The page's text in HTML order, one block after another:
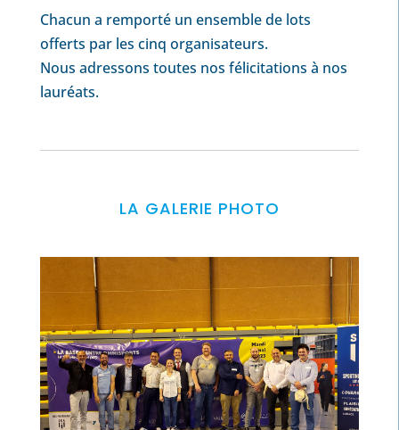
Chacun a remporté un ensemble de lots
offerts par les cinq organisateurs.
Nous adressons toutes nos félicitations à nos
lauréats.
LA GALERIE PHOTO